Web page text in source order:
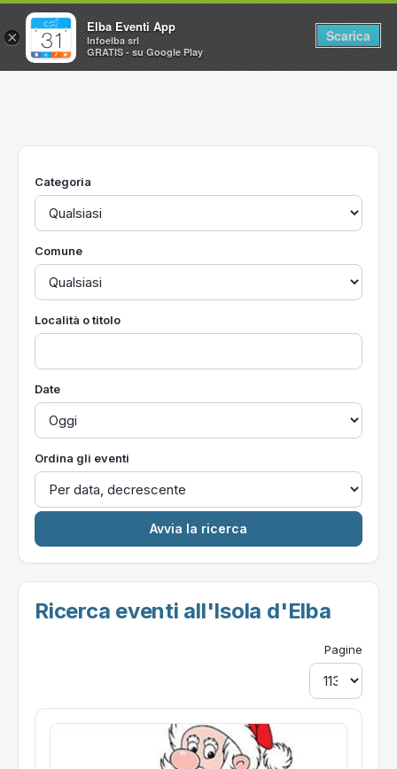
Home
Utilità
Categoria
Comune
Località o titolo
Date
Ordina gli eventi
Ricerca eventi all'Isola d'Elba
Pagine
×
Elba Eventi App
Infoelba srl
GRATIS - su Google Play
Scarica